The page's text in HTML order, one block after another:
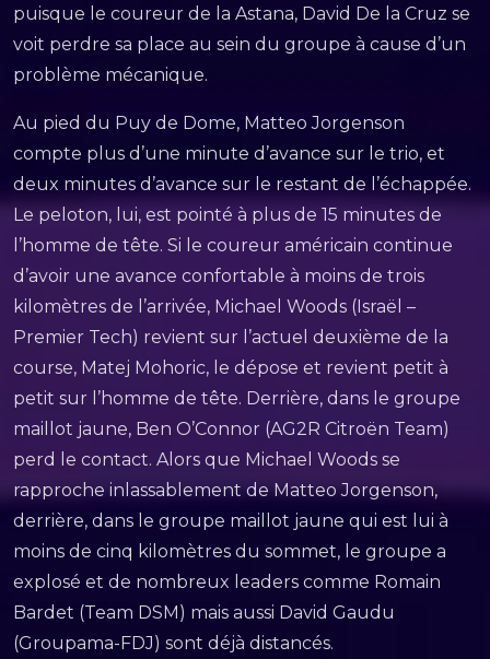
puisque le coureur de la Astana, David De la Cruz se
voit perdre sa place au sein du groupe à cause d’un
problème mécanique.
Au pied du Puy de Dome, Matteo Jorgenson
compte plus d’une minute d’avance sur le trio, et
deux minutes d’avance sur le restant de l’échappée.
Le peloton, lui, est pointé à plus de 15 minutes de
l’homme de tête. Si le coureur américain continue
d’avoir une avance confortable à moins de trois
kilomètres de l’arrivée, Michael Woods (Israël –
Premier Tech) revient sur l’actuel deuxième de la
course, Matej Mohoric, le dépose et revient petit à
petit sur l’homme de tête. Derrière, dans le groupe
maillot jaune, Ben O’Connor (AG2R Citroën Team)
perd le contact. Alors que Michael Woods se
rapproche inlassablement de Matteo Jorgenson,
derrière, dans le groupe maillot jaune qui est lui à
moins de cinq kilomètres du sommet, le groupe a
explosé et de nombreux leaders comme Romain
Bardet (Team DSM) mais aussi David Gaudu
(Groupama-FDJ) sont déjà distancés.